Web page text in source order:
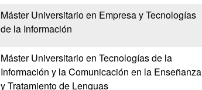
Máster Universitario en Empresa y Tecnologías
de la Información
Máster Universitario en Tecnologías de la
Información y la Comunicación en la Enseñanza
y Tratamiento de Lenguas